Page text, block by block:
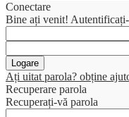
Conectare
Bine ați venit!
Ați uitat parola? obține
Recuperare parola
Recuperați-vă parola